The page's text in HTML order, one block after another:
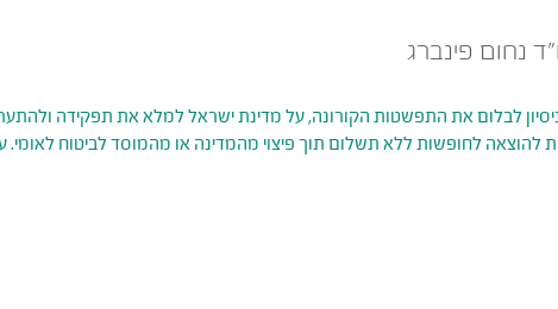
נחום פינברג
לבלום את התפשטות הקורונה, על מדינת ישראל למלא את תפקידה
לחופשות ללא תשלום תוך פיצוי מהמדינה או מהמוסד לביטוח לאומי.